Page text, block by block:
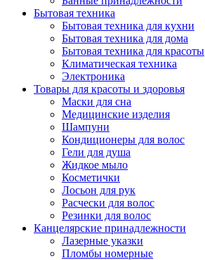
Бытовая техника
Бытовая техника для кухни
Бытовая техника для дома
Бытовая техника для красоты
Климатическая техника
Электроника
Товары для красоты и здоровья
Маски для сна
Медицинские изделия
Шампуни
Кондиционеры для волос
Гели для душа
Жидкое мыло
Косметички
Лосьон для рук
Расчески для волос
Резинки для волос
Канцелярские принадлежности
Лазерные указки
Пломбы номерные